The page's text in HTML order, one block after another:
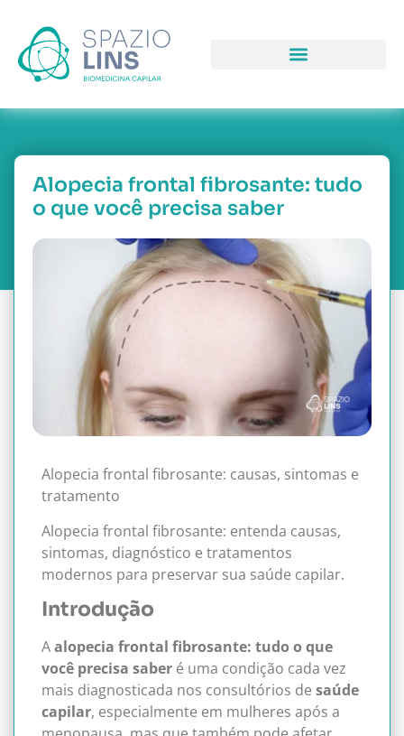
Alopecia frontal fibrosante: tudo
o que você precisa saber
Alopecia frontal fibrosante: causas, sintomas e
tratamento
Alopecia frontal fibrosante: entenda causas,
sintomas, diagnóstico e tratamentos
modernos para preservar sua saúde capilar.
Introdução
Aalopecia frontal fibrosante: tudo o que
você precisa saber é uma condição cada vez
mais diagnosticada nos consultórios de saúde
capilar, especialmente em mulheres após a